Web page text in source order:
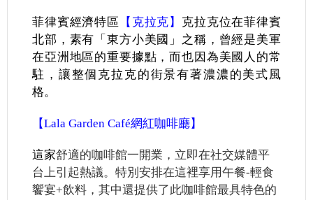
菲律賓經濟特區 【克拉克】 克拉克位在菲律賓
北部，素有「東方小美國」之稱，曾經是美軍
在亞洲地區的重要據點，而也因為美國人的常
駐，讓整個克拉克的街景有著濃濃的美式風
格。
【Lala Garden Café網紅咖啡廳】
這家舒適的咖啡館一開業，立即在社交媒體平
台上引起熱議。特別安排在這裡享用午餐-輕食
饗宴+飲料，其中還提供了此咖啡館最具特色的